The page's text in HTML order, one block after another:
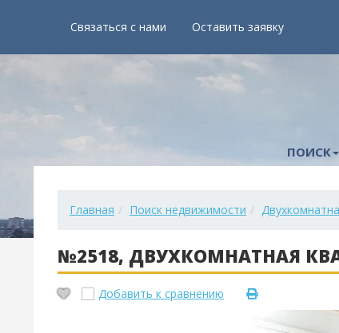
Связаться с нами Оставить заявку
ПОИСК
Главная Поиск недвижимости
№2518, ДВУХКОМНАТНАЯ
Добавить к сравнению